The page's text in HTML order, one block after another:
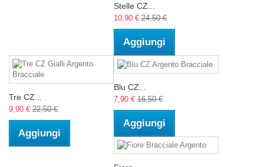
Stelle CZ...
10,90 € 24,50 €
Aggiungi
Tre CZ...
9,90 € 22,50 €
Aggiungi
Blu CZ...
7,90 € 16,50 €
Aggiungi